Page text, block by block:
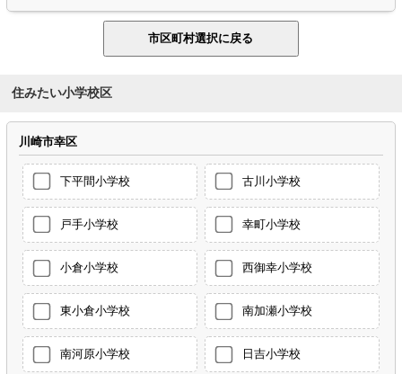
住みたい小学校区
川崎市幸区
下平間小学校 古川小学校
戸手小学校 幸町小学校
小倉小学校 西御幸小学校
東小倉小学校 南加瀬小学校
南河原小学校 日吉小学校